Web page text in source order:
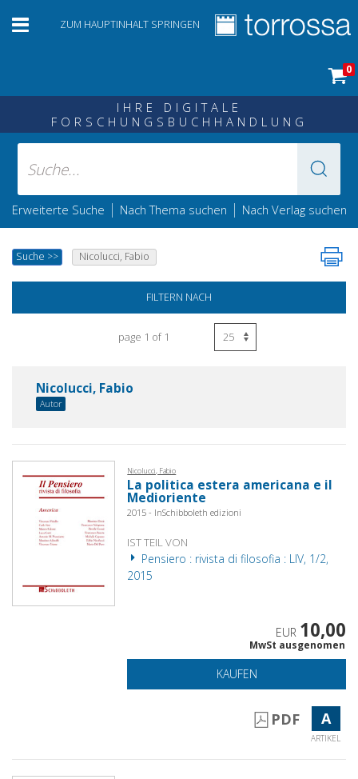
ZUM HAUPTINHALT SPRINGEN
0
IHRE DIGITALE
FORSCHUNGSBUCHHANDLUNG
Erweiterte Suche | Nach Thema suchen | Nach Verlag suchen
Suche >> Nicolucci, Fabio
FILTERN NACH
page 1 of 1
Nicolucci, Fabio
Autor
Nicolucci, Fabio
La politica estera americana e il
Medioriente
2015 - InSchibboleth edizioni
IST TEIL VON
Pensiero : rivista di filosofia : LIV, 1/2,
2015
EUR 10,00
MwSt ausgenomen
KAUFEN
PDF A
ARTIKEL